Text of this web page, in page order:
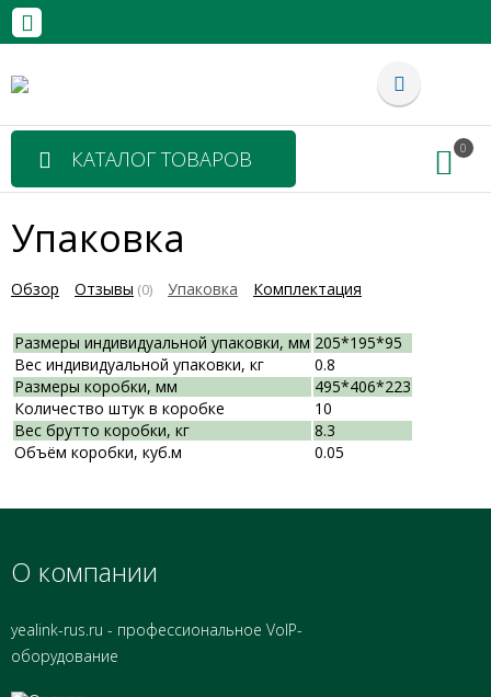
КАТАЛОГ ТОВАРОВ 0
Упаковка
Обзор Отзывы (0) Упаковка Комплектация
Размеры индивидуальной упаковки, мм 205*195*95
Вес индивидуальной упаковки, кг
0.8
Размеры коробки, мм
495*406*223
Количество штук в коробке
10
Вес брутто коробки, кг
8.3
Объём коробки, куб.м
0.05
О компании
yealink-rus.ru - профессиональное VoIP-
оборудование